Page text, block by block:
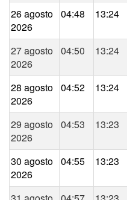
26 agosto
2026
04:48 13:24
27 agosto
2026
04:50 13:24
28 agosto
2026
04:52 13:24
29 agosto
2026
04:53 13:23
30 agosto
2026
04:55 13:23